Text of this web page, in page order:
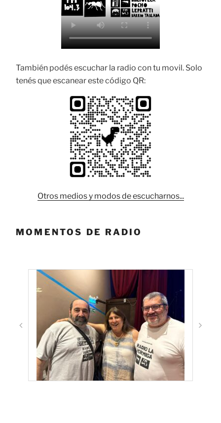
También podés escuchar la radio con tu movil. Solo
tenés que escanear este código QR:
Otros medios y modos de escucharnos...
MOMENTOS DE RADIO